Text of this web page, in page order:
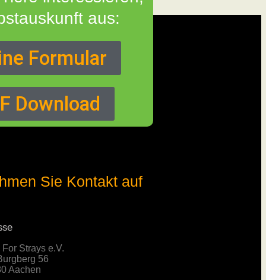
aus:
Formular
Download
Sie Kontakt auf
For Strays e.V.
56
Aachen